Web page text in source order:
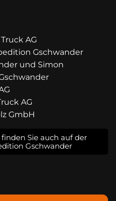
AG
Gschwander
und Simon
AG
GmbH
Sie auch auf der
Gschwander